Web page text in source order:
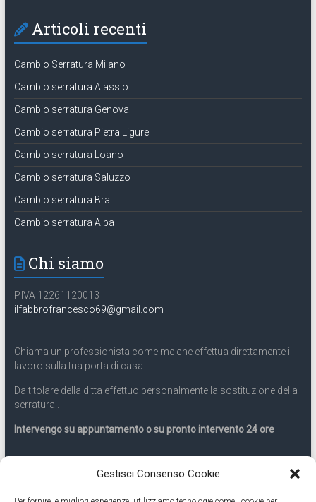
Gestisci Consenso Cookie
Articoli recenti
Cambio Serratura Milano
Cambio serratura Alassio
Cambio serratura Genova
Cambio serratura Pietra Ligure
Cambio serratura Loano
Cambio serratura Saluzzo
Cambio serratura Bra
Cambio serratura Alba
Chi siamo
P.IVA 12261120013
ilfabbrofrancesco69@gmail.com
Chiama un professionista come me che effettua direttamente il
lavoro sulla tua porta di casa .
Da titolare della ditta effettuo personalmente la sostituzione della
serratura .
Intervengo su appuntamento o su pronto intervento 24 ore
Servizio 24 ore